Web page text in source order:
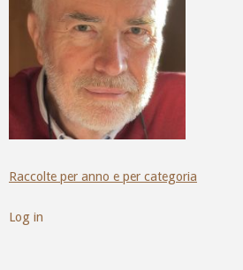
Raccolte per anno e per categoria
Log in